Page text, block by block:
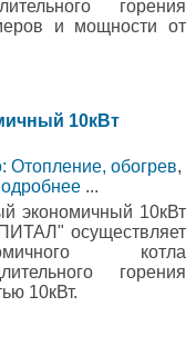
горения
и мощности от
10кВт
Отопление, обогрев,
...
экономичный 10кВт
осуществляет
котла
горения
10кВт.